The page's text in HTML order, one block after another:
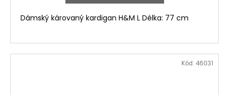
Dámský károvaný kardigan H&M L Délka: 77 cm
Kód: 46031